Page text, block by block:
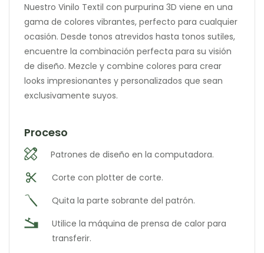
Nuestro Vinilo Textil con purpurina 3D viene en una
gama de colores vibrantes, perfecto para cualquier
ocasión. Desde tonos atrevidos hasta tonos sutiles,
encuentre la combinación perfecta para su visión
de diseño. Mezcle y combine colores para crear
looks impresionantes y personalizados que sean
exclusivamente suyos.
Proceso
Patrones de diseño en la computadora.
Corte con plotter de corte.
Quita la parte sobrante del patrón.
Utilice la máquina de prensa de calor para
transferir.